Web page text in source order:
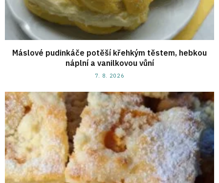
Máslové pudinkáče potěší křehkým těstem, hebkou
náplní a vanilkovou vůní
7. 8. 2026